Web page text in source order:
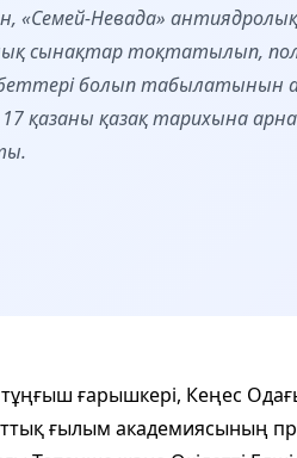
«Семей-Невада»
сынақтар тоқтатылып,
болып табылатынын
қазаны қазақ тарихына
ғарышкері, Кеңес
ғылым академиясының